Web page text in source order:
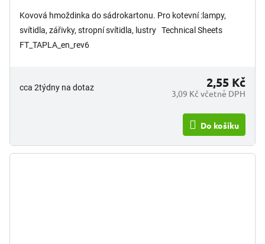
Kovová hmoždinka do sádrokartonu. Pro kotevní :lampy,
svítidla, zářivky, stropní svítidla, lustry Technical Sheets
FT_TAPLA_en_rev6
cca 2týdny na dotaz
3,09 Kč včetně DPH
2,55 Kč
Do košíku